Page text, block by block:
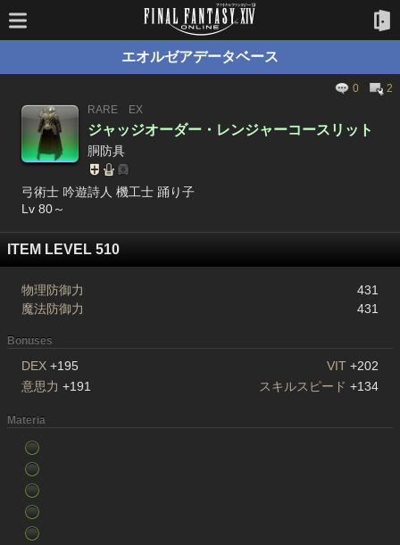
エオルゼアデータベース
0
2
RARE
EX
ジャッジオーダー・レンジャーコースリット
胴防具
弓術士 吟遊詩人 機工士 踊り子
Lv 80～
ITEM LEVEL 510
物理防御力
431
魔法防御力
431
Bonuses
DEX +195 VIT +202
意思力 +191 スキルスピード +134
Materia